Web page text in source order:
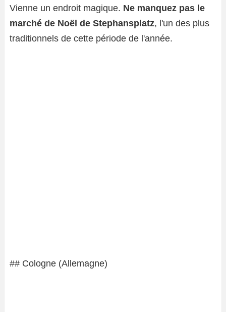
Vienne un endroit magique. Ne manquez pas le
marché de Noël de Stephansplatz, l'un des plus
traditionnels de cette période de l'année.
## Cologne (Allemagne)